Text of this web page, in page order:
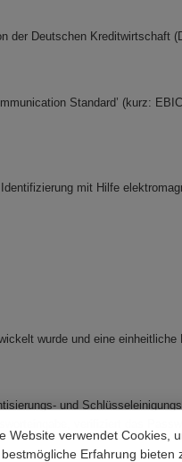
Deutschen Kreditwirtschaft
Standard’ (kurz:
mit Hilfe
ausgestattet.
wurde und eine
und
verifiziert das
Website verwendet Cookies,
Erfahrung bieten